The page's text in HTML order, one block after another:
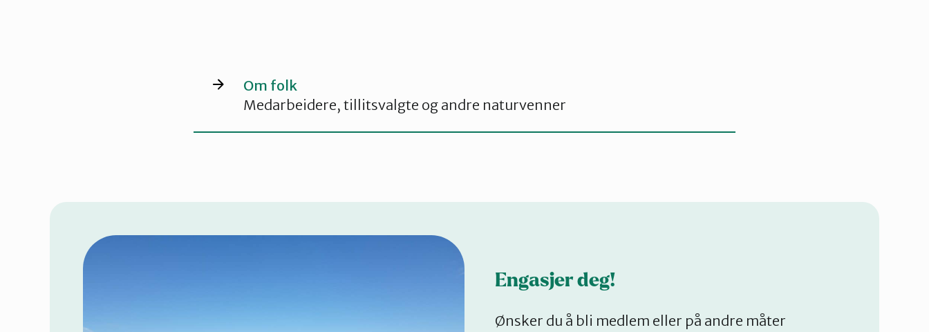
Om folk
Medarbeidere, tillitsvalgte og andre naturvenner
Engasjer deg!
Ønsker du å bli medlem eller på andre måter